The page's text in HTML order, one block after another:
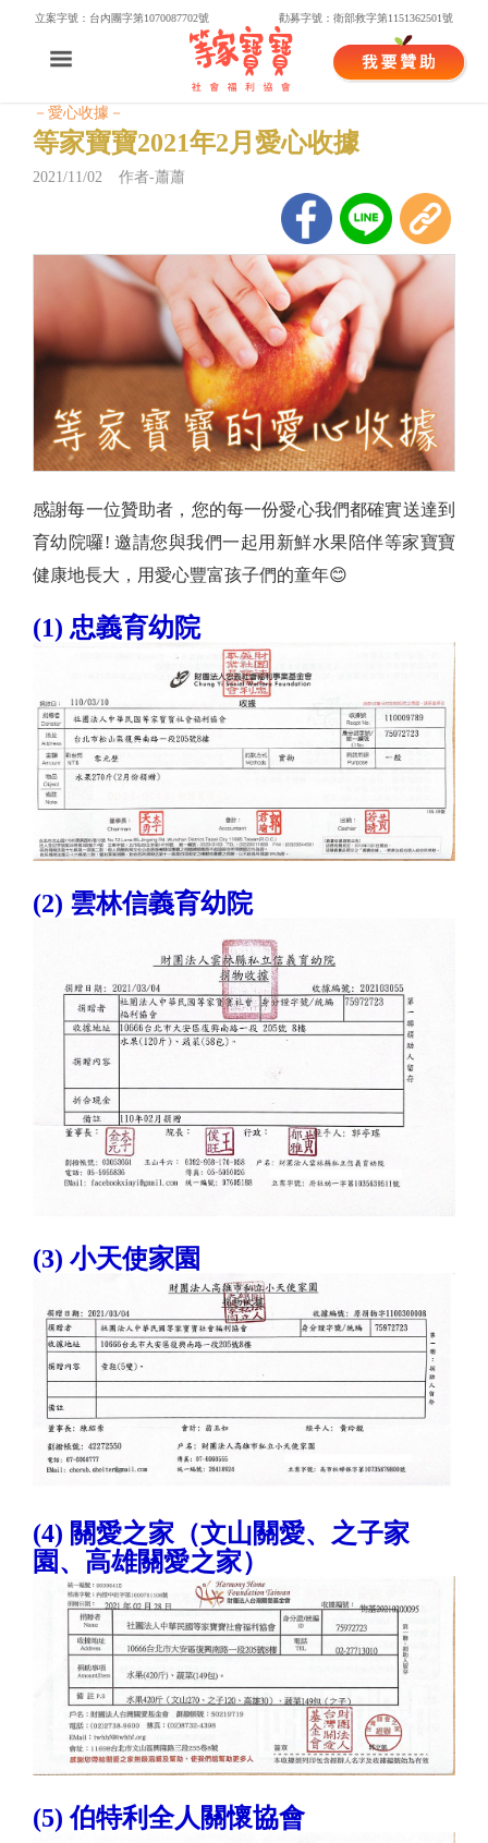
立案字號：台內團字第1070087702號 勸募字號：衛部救字第1151362501號
－愛心收據－
等家寶寶2021年2月愛心收據
2021/11/02 作者-蕭蕭
感謝每一位贊助者，您的每一份愛心我們都確實送達到
育幼院囉! 邀請您與我們一起用新鮮水果陪伴等家寶寶
健康地長大，用愛心豐富孩子們的童年😊
(1) 忠義育幼院
(2) 雲林信義育幼院
(3) 小天使家園
(4) 關愛之家（文山關愛、之子家
園、高雄關愛之家）
(5) 伯特利全人關懷協會